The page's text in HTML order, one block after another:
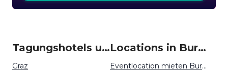
Tagungshotels um Burgenland
Graz
Locations in Burgenland mieten
Eventlocation mieten Burgenland